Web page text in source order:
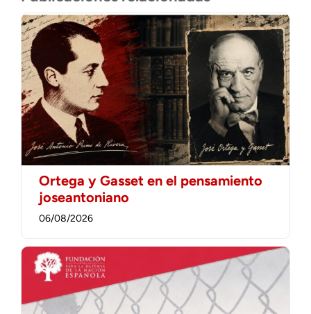
Ortega y Gasset en el pensamiento
joseantoniano
06/08/2026